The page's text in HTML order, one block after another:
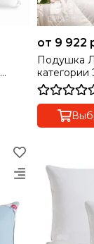
от 9 922
Подушка Лоретта пух